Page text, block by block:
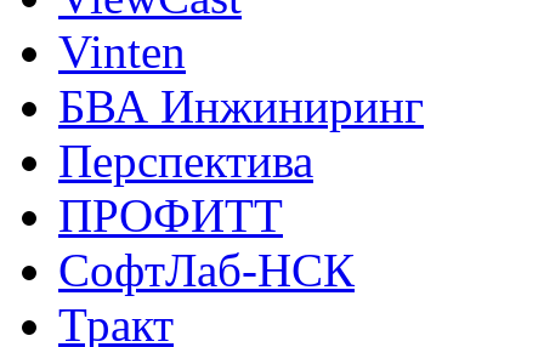
Vinten
БВА Инжиниринг
Перспектива
ПРОФИТТ
СофтЛаб-НСК
Тракт